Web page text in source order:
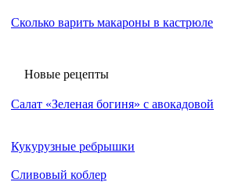
Сколько варить макароны в кастрюле
Новые рецепты
Салат «Зеленая богиня» с авокадовой
Кукурузные ребрышки
Сливовый коблер